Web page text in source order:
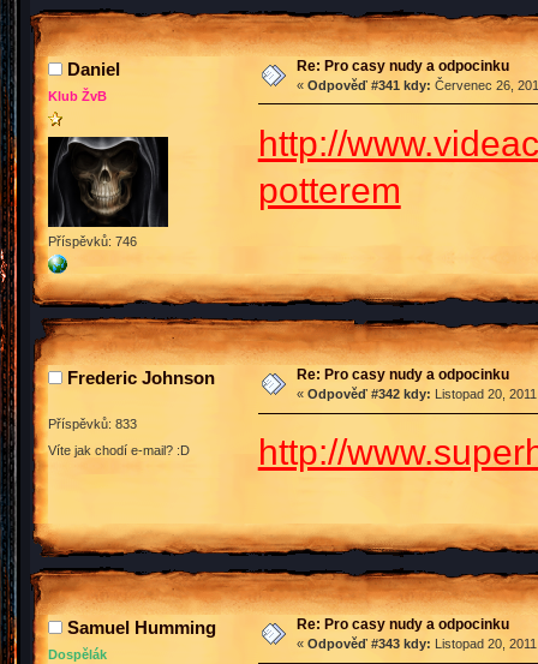
Daniel
Klub ŽvB
Příspěvků: 746
Re: Pro casy nudy a odpocinku
« Odpověď #341 kdy: Červenec 26,
http://
potterem
Frederic Johnson
Příspěvků: 833
Víte jak chodí e-mail? :D
Re: Pro casy nudy a odpocinku
« Odpověď #342 kdy: Listopad 20,
http://
Samuel Humming
Dospělák
Re: Pro casy nudy a odpocinku
« Odpověď #343 kdy: Listopad 20,